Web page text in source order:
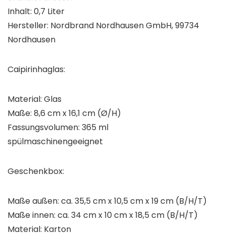
Inhalt: 0,7 Liter
Hersteller: Nordbrand Nordhausen GmbH, 99734
Nordhausen
Caipirinhaglas:
Material: Glas
Maße: 8,6 cm x 16,1 cm (Ø/H)
Fassungsvolumen: 365 ml
spülmaschinengeeignet
Geschenkbox:
Maße außen: ca. 35,5 cm x 10,5 cm x 19 cm (B/H/T)
Maße innen: ca. 34 cm x 10 cm x 18,5 cm (B/H/T)
Material: Karton